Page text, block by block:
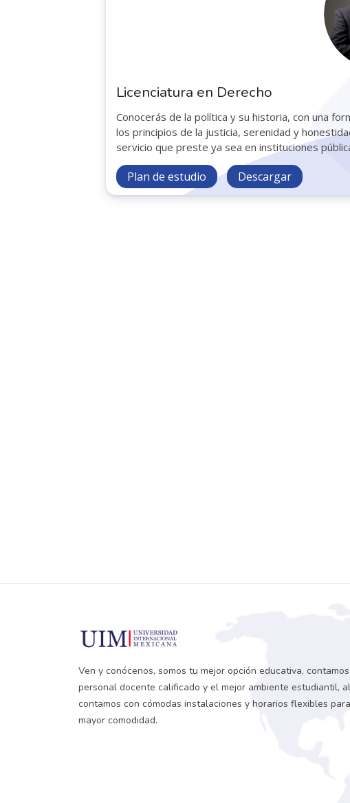
Licenciatura en Derecho
Conocerás de la política y su historia, con una
los principios de la justicia, serenidad y
servicio que preste ya sea en instituciones
Plan de estudio Descargar
Ven y conócenos, somos tu mejor opción educativa,
personal docente calificado y el mejor ambiente estudiantil,
contamos con cómodas instalaciones y horarios flexibles
mayor comodidad.